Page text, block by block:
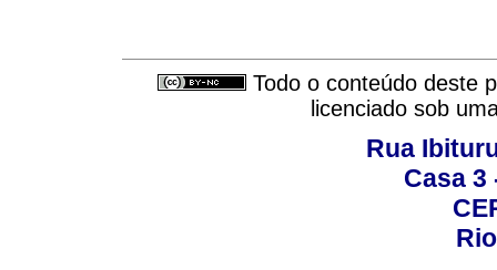
Todo o conteúdo deste
licenciado sob
Rua
Casa 3